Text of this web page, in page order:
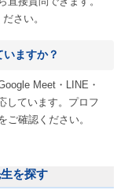
さい。
ますか？
Meet・LINE・
しています。プロフ
ご確認ください。
を探す